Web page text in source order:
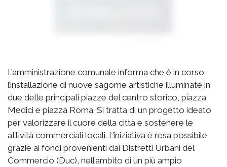
L’amministrazione comunale informa che è in corso
l’installazione di nuove sagome artistiche illuminate in
due delle principali piazze del centro storico, piazza
Medici e piazza Roma. Si tratta di un progetto ideato
per valorizzare il cuore della città e sostenere le
attività commerciali locali. L’iniziativa è resa possibile
grazie ai fondi provenienti dai Distretti Urbani del
Commercio (Duc), nell’ambito di un più ampio